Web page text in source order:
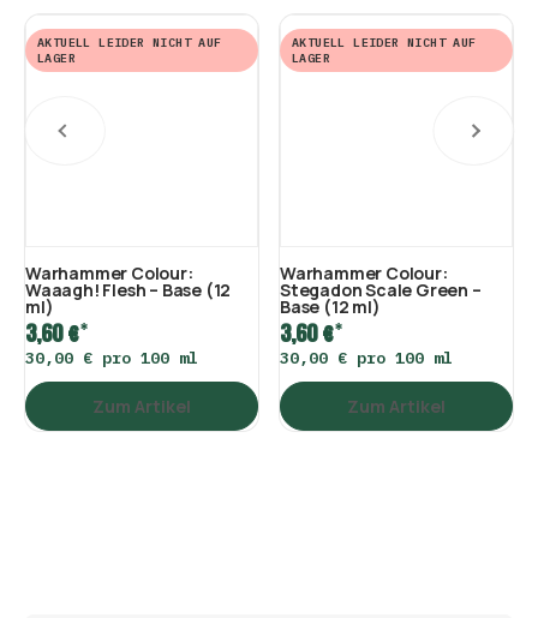
AKTUELL LEIDER NICHT AUF
LAGER
Warhammer Colour:
Waaagh! Flesh – Base (12
ml)
3,60 €*
30,00 € pro 100 ml
Zum Artikel
AKTUELL LEIDER NICHT AUF
LAGER
Warhammer Colour:
Stegadon Scale Green –
Base (12 ml)
3,60 €*
30,00 € pro 100 ml
Zum Artikel